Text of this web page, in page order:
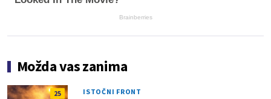
Brainberries
Možda vas zanima
25 ISTOČNI FRONT